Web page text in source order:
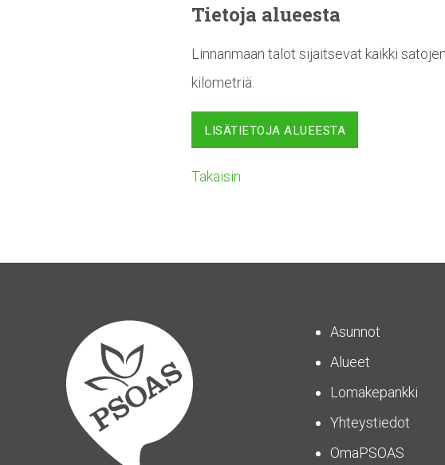
Tietoja alueesta
Linnanmaan talot sijaitsevat kaikki
kilometriä.
LISÄTIETOJA ALUEESTA
Takaisin
Asunnot
Alueet
Lomakepankki
Yhteystiedot
OmaPSOAS